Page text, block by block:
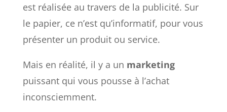
est réalisée au travers de la publicité. Sur
le papier, ce n’est qu’informatif, pour vous
présenter un produit ou service.
Mais en réalité, il y a un marketing
puissant qui vous pousse à l’achat
inconsciemment.